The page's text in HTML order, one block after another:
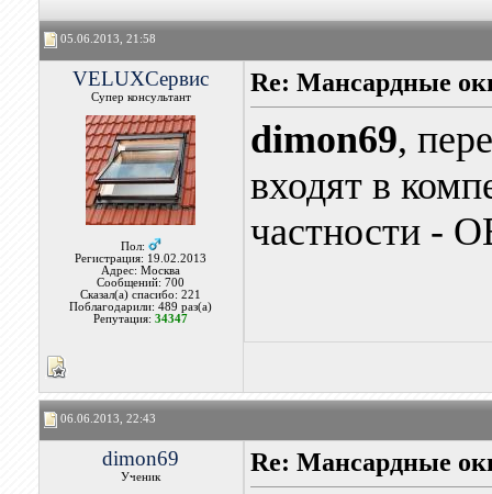
05.06.2013, 21:58
VELUXСервис
Супер консультант
Пол:
Регистрация: 19.02.2013
Адрес: Москва
Сообщений: 700
Сказал(а) спасибо: 221
Поблагодарили: 489 раз(а)
Репутация:34347
Re: Мансардные
dimon69,
входят в
частности -
06.06.2013, 22:43
dimon69
Ученик
Re: Мансардные